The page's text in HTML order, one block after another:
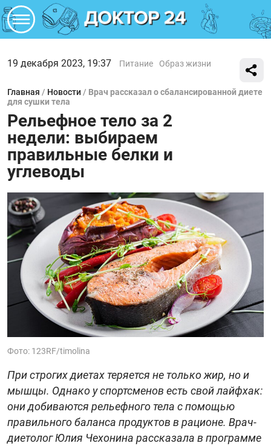
19 декабря 2023, 19:37 Питание Образ жизни
Главная / Новости / Врач рассказал о сбалансированной диете
для сушки тела
Рельефное тело за 2
недели: выбираем
правильные белки и
углеводы
Фото: 123RF/timolina
При строгих диетах теряется не только жир, но и
мышцы. Однако у спортсменов есть свой лайфхак:
они добиваются рельефного тела с помощью
правильного баланса продуктов в рационе. Врач-
диетолог Юлия Чехонина рассказала в программе